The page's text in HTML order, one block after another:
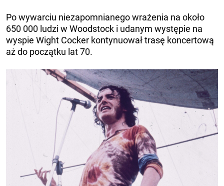
Po wywarciu niezapomnianego wrażenia na około
650 000 ludzi w Woodstock i udanym występie na
wyspie Wight Cocker kontynuował trasę koncertową
aż do początku lat 70.